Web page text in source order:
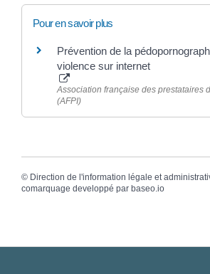
Pour en savoir plus
Prévention de la
violence sur internet
Association française des prestataires
(AFPI)
© Direction de l'information légale et
comarquage developpé par baseo.io